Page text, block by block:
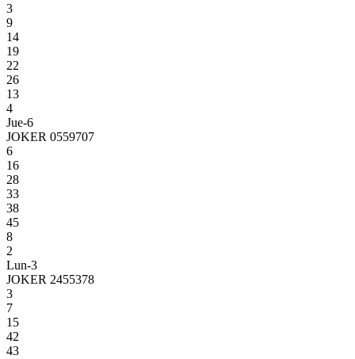
3
9
14
19
22
26
13
4
Jue-6
JOKER 0559707
6
16
28
33
38
45
8
2
Lun-3
JOKER 2455378
3
7
15
42
43